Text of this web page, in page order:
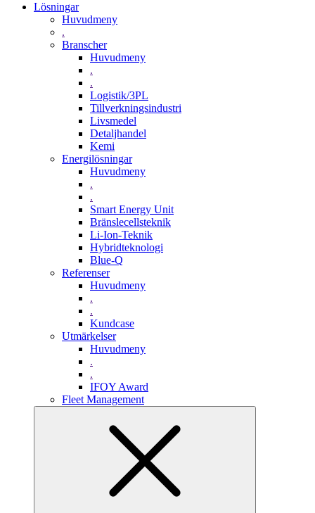
Lösningar
Huvudmeny
.
Branscher
Huvudmeny
.
.
Logistik/3PL
Tillverkningsindustri
Livsmedel
Detaljhandel
Kemi
Energilösningar
Huvudmeny
.
.
Smart Energy Unit
Bränslecellsteknik
Li-Ion-Teknik
Hybridteknologi
Blue-Q
Referenser
Huvudmeny
.
.
Kundcase
Utmärkelser
Huvudmeny
.
.
IFOY Award
Fleet Management